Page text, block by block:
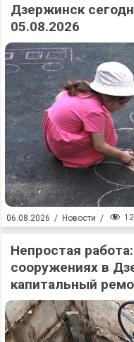
Дзержинск
05.08.2026
06.08.2026 / Новости /
Непростая
сооружениях в
капитальный